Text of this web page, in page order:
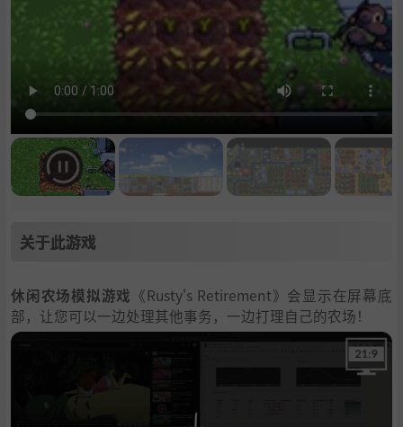
关于此游戏
休闲农场模拟游戏 《Rusty's Retirement》会显示在屏幕底
部，让您可以一边处理其他事务，一边打理自己的农场！